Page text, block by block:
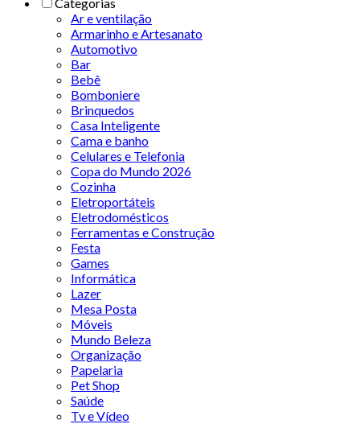
Ar e ventilação
Armarinho e Artesanato
Automotivo
Bar
Bebê
Bomboniere
Brinquedos
Casa Inteligente
Cama e banho
Celulares e Telefonia
Copa do Mundo 2026
Cozinha
Eletroportáteis
Eletrodomésticos
Ferramentas e Construção
Festa
Games
Informática
Lazer
Mesa Posta
Móveis
Mundo Beleza
Organização
Papelaria
Pet Shop
Saúde
Tv e Vídeo